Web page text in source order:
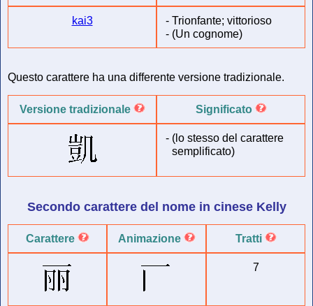
kai3 - Trionfante; vittorioso
- (Un cognome)
Questo carattere ha una differente versione tradizionale.
Versione tradizionale Significato
- (lo stesso del carattere
semplificato)
Secondo carattere del nome in cineseKelly
Carattere Animazione Tratti
7